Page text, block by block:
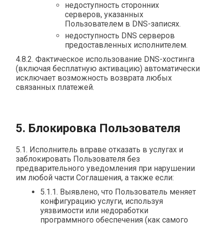
недоступность сторонних
серверов, указанных
Пользователем в DNS-записях.
недоступность DNS серверов
предоставленных исполнителем.
4.8.2. Фактическое использование DNS-хостинга
(включая бесплатную активацию) автоматически
исключает возможность возврата любых
связанных платежей.
5. Блокировка Пользователя
5.1. Исполнитель вправе отказать в услугах и
заблокировать Пользователя без
предварительного уведомления при нарушении
им любой части Соглашения, а также если:
5.1.1. Выявлено, что Пользователь меняет
конфигурацию услуги, используя
уязвимости или недоработки
программного обеспечения (как самого